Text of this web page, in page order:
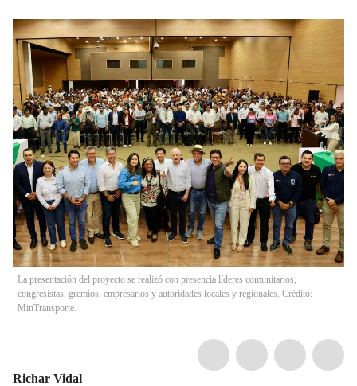
La presentación del proyecto se realizó con presencia líderes comunitarios,
congresistas, gremios, empresarios y autoridades locales y regionales. Crédito:
MinTransporte.
Richar Vidal